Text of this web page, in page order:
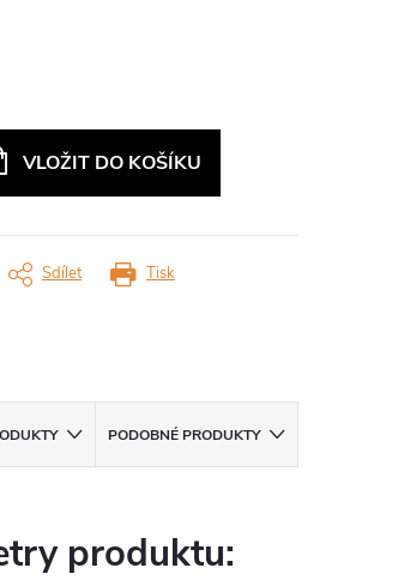
VLOŽIT DO KOŠÍKU
Tisk
Sdílet
PODOBNÉ PRODUKTY
produktu: